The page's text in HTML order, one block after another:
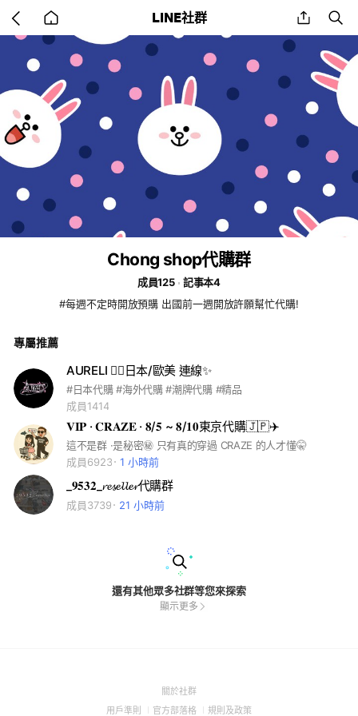
back
to
home
LINE社群 share
Chong shop代購群
成員125
記事本4
#每週不定時開放預購 出國前一週開放許願幫忙代購!
專屬推薦
AURELI ❤️‍🔥日本/歐美 連線✨
#日本代購 #海外代購 #潮牌代購 #精品
成員1414
𝐕𝐈𝐏 · 𝐂𝐑𝐀𝐙𝐄 · 𝟖/𝟓 ~ 𝟖/𝟏𝟎東京代購🇯🇵✈️
這不是群 ·是秘密㊙️ 只有真的穿過 CRAZE 的人才懂🤫
成員6923
1 小時前
_𝟗𝟓𝟑𝟐_𝓻𝓮𝓼𝓮𝓵𝓵𝓮𝓻代購群
成員3739 21 小時前
還有其他眾多社群等您來探索
顯示更多
關於社群(Open
用戶準則 (Open
官方部落格 (Open
規則及政策(Open